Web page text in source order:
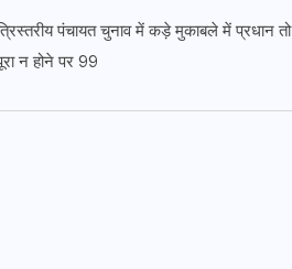
पंचायत चुनाव में कड़े मुकाबले में प्रधान तो
न होने पर 99